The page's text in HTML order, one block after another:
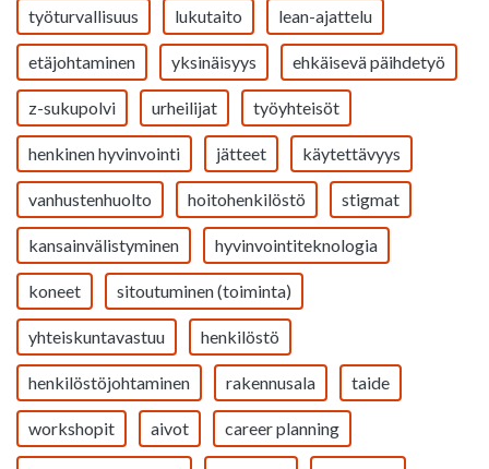
työturvallisuus lukutaito lean-ajattelu
etäjohtaminen yksinäisyys ehkäisevä päihdetyö
z-sukupolvi urheilijat työyhteisöt
henkinen hyvinvointi jätteet käytettävyys
vanhustenhuolto hoitohenkilöstö stigmat
kansainvälistyminen hyvinvointiteknologia
koneet sitoutuminen (toiminta)
yhteiskuntavastuu henkilöstö
henkilöstöjohtaminen rakennusala taide
workshopit aivot career planning